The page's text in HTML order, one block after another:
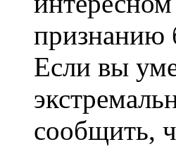
признанию
Если вы
сообщить,